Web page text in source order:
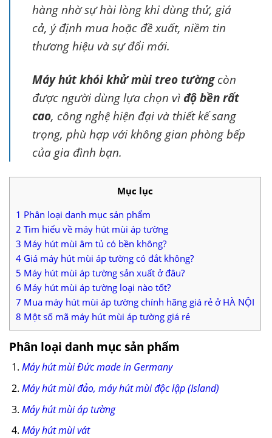
hàng nhờ sự hài lòng khi dùng thử, giá
cả, ý định mua hoặc đề xuất, niềm tin
thương hiệu và sự đổi mới.
Máy hút khói khử mùi treo tườngcòn
được người dùng lựa chọn vìđộ bền rất
cao, công nghệ hiện đại và thiết kế sang
trọng, phù hợp với không gian phòng bếp
của gia đình bạn.
Mục lục
1 Phân loại danh mục sản phẩm
2 Tìm hiểu về máy hút mùi áp tường
3 Máy hút mùi âm tủ có bền không?
4 Giá máy hút mùi áp tường có đắt không?
5 Máy hút mùi áp tường sản xuất ở đâu?
6 Máy hút mùi áp tường loại nào tốt?
7 Mua máy hút mùi áp tường chính hãng giá rẻ ở HÀ NỘI
8 Một số mã máy hút mùi áp tường giá rẻ
Phân loại danh mục sản phẩm
Máy hút mùi Đức made in Germany
Máy hút mùi đảo, máy hút mùi độc lập (Island)
Máy hút mùi áp tường
Máy hút mùi vát